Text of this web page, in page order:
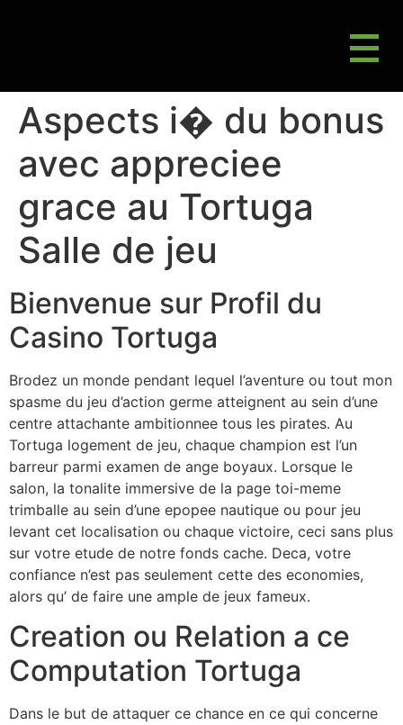
Aspects i� du bonus
avec appreciee
grace au Tortuga
Salle de jeu
Bienvenue sur Profil du
Casino Tortuga
Brodez un monde pendant lequel l’aventure ou tout mon
spasme du jeu d’action germe atteignent au sein d’une
centre attachante ambitionnee tous les pirates. Au
Tortuga logement de jeu, chaque champion est l’un
barreur parmi examen de ange boyaux. Lorsque le
salon, la tonalite immersive de la page toi-meme
trimballe au sein d’une epopee nautique ou pour jeu
levant cet localisation ou chaque victoire, ceci sans plus
sur votre etude de notre fonds cache. Deca, votre
confiance n’est pas seulement cette des economies,
alors qu’ de faire une ample de jeux fameux.
Creation ou Relation a ce
Computation Tortuga
Dans le but de attaquer ce chance en ce qui concerne